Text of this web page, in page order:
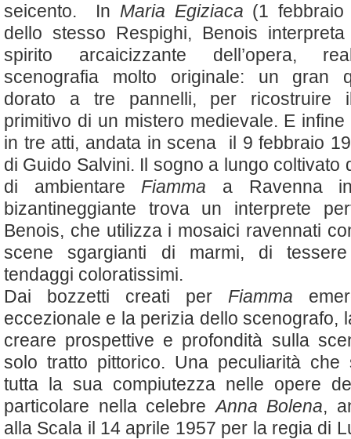
seicento. In Maria Egiziaca (1
dello stesso Respighi, Benois
spirito arcaicizzante dell’opera,
scenografia molto originale: un gran
dorato a tre pannelli, per ricostruire
primitivo di un mistero medievale. E infine
in tre atti, andata in scena il 9 febbraio
di Guido Salvini. Il sogno a lungo coltivato
di ambientare Fiamma a Ravenna in
bizantineggiante trova un interprete
Benois, che utilizza i mosaici ravennati
scene sgargianti di marmi, di
tendaggi coloratissimi.
Dai bozzetti creati per Fiamma
eccezionale e la perizia dello scenografo,
creare prospettive e profondità sulla
solo tratto pittorico. Una peculiarità che
tutta la sua compiutezza nelle opere
particolare nella celebreAnna Bolena,
alla Scala il 14 aprile 1957 per la regia di